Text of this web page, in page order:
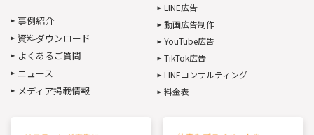
事例紹介
資料ダウンロード
よくあるご質問
ニュース
メディア掲載情報
LINE広告
動画広告制作
YouTube広告
TikTok広告
LINEコンサルティング
料金表